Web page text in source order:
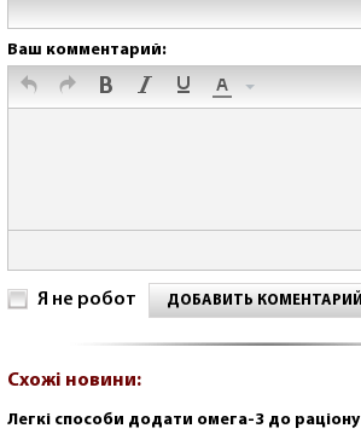
Ваш комментарий:
Я не робот ДОБАВИТЬ КОМЕНТАРИЙ
Схожі новини:
Легкі способи додати омега-3 до раціону